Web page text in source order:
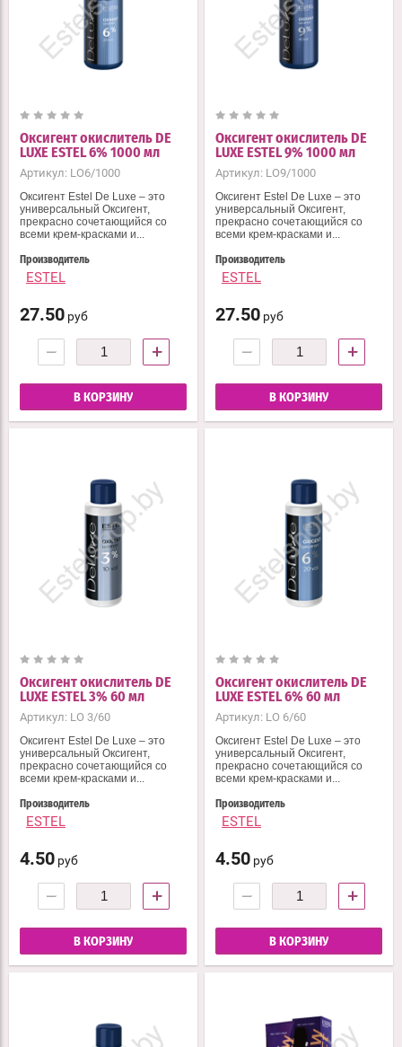
Оксигент окислитель DE
LUXE ESTEL 6% 1000 мл
Артикул: LO6/1000
Оксигент Estel De Luxe – это
универсальный Оксигент,
прекрасно сочетающийся со
всеми крем-красками и...
Производитель
ESTEL
27.50 руб
− +
В КОРЗИНУ
Оксигент окислитель DE
LUXE ESTEL 9% 1000 мл
Артикул: LO9/1000
Оксигент Estel De Luxe – это
универсальный Оксигент,
прекрасно сочетающийся со
всеми крем-красками и...
Производитель
ESTEL
27.50 руб
− +
В КОРЗИНУ
Оксигент окислитель DE
LUXE ESTEL 3% 60 мл
Артикул: LO 3/60
Оксигент Estel De Luxe – это
универсальный Оксигент,
прекрасно сочетающийся со
всеми крем-красками и...
Производитель
ESTEL
4.50 руб
− +
В КОРЗИНУ
Оксигент окислитель DE
LUXE ESTEL 6% 60 мл
Артикул: LO 6/60
Оксигент Estel De Luxe – это
универсальный Оксигент,
прекрасно сочетающийся со
всеми крем-красками и...
Производитель
ESTEL
4.50 руб
− +
В КОРЗИНУ